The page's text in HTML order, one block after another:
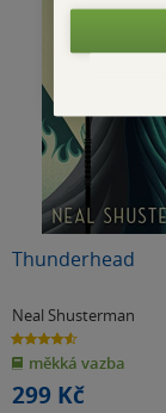
Thunderhead
Neal Shusterman
4.6
z
5
hvězdiček
měkká vazba
299 Kč